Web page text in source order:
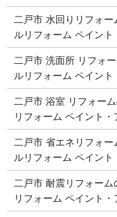
二戸市 水回りリフォ
ルリフォーム ペイン
二戸市 洗面所 リフォ
ルリフォーム ペイン
二戸市 浴室 リフォー
リフォーム ペイント
二戸市 省エネリフォ
ルリフォーム ペイン
二戸市 耐震リフォー
リフォーム ペイント